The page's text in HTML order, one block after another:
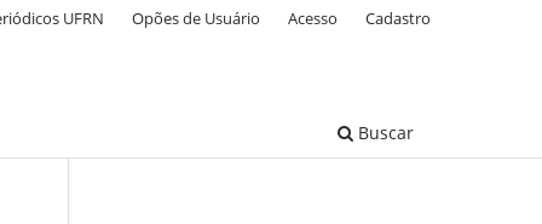
Buscar
UFRN Opões de Usuário Acesso Cadastro